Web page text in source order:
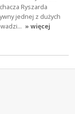
Ryszarda
jednej z dużych
» więcej